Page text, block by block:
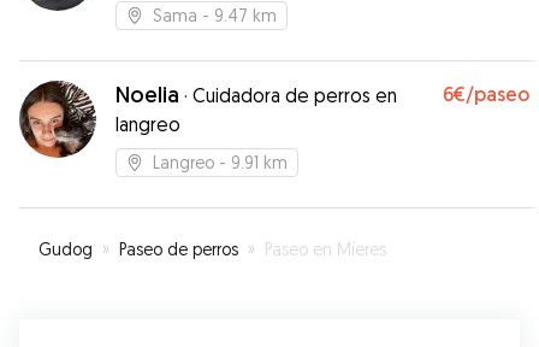
con esto. De verdad que me la han tenido muy
duda.”
Sama - 9.47 km
Noelia · Cuidadora de perros en
langreo
6€/paseo
Langreo - 9.91 km
Gudog » Paseo de perros » Paseo en Mieres